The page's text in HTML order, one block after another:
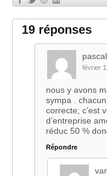
19 réponses
février
nous y avons
sympa .
correcte; c’est
d’entreprise
réduc 50 %
Répondre